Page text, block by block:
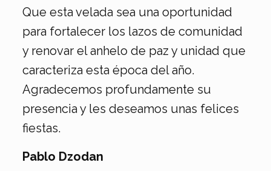
Que esta velada sea una oportunidad
para fortalecer los lazos de comunidad
y renovar el anhelo de paz y unidad que
caracteriza esta época del año.
Agradecemos profundamente su
presencia y les deseamos unas felices
fiestas.
Pablo Dzodan